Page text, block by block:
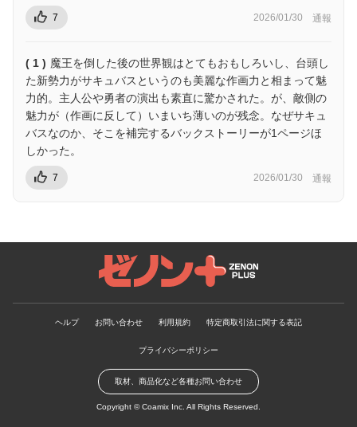
7 2026/01/30 通報
( 1 ) 魔王を倒した後の世界観はとてもおもしろいし、台頭し
た新勢力がサキュバスというのも美麗な作画力と相まって魅
力的。主人公や勇者の演出も素直に驚かされた。が、敵側の
魅力が（作画に反して）いまいち薄いのが残念。なぜサキュ
バスなのか、そこを補完するバックストーリーが1ページほ
しかった。
7 2026/01/30 通報
ゼノンプラス
ヘルプ お問い合わせ 利用規約 特定商取引法に関する表記
プライバシーポリシー
取材、商品化など各種お問い合わせ
Copyright ©Coamix Inc. All Rights Reserved.